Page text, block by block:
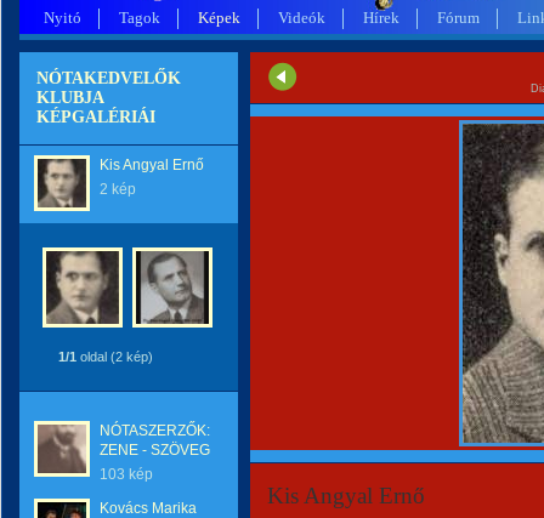
Nyitó Tagok Képek Videók Hírek Fórum
NÓTAKEDVELŐK
KLUBJA
KÉPGALÉRIÁI
Kis Angyal Ernő
2 kép
1/1 oldal (2 kép)
NÓTASZERZŐK:
ZENE - SZÖVEG
103 kép
Kovács Marika
Kis Angyal Ernő